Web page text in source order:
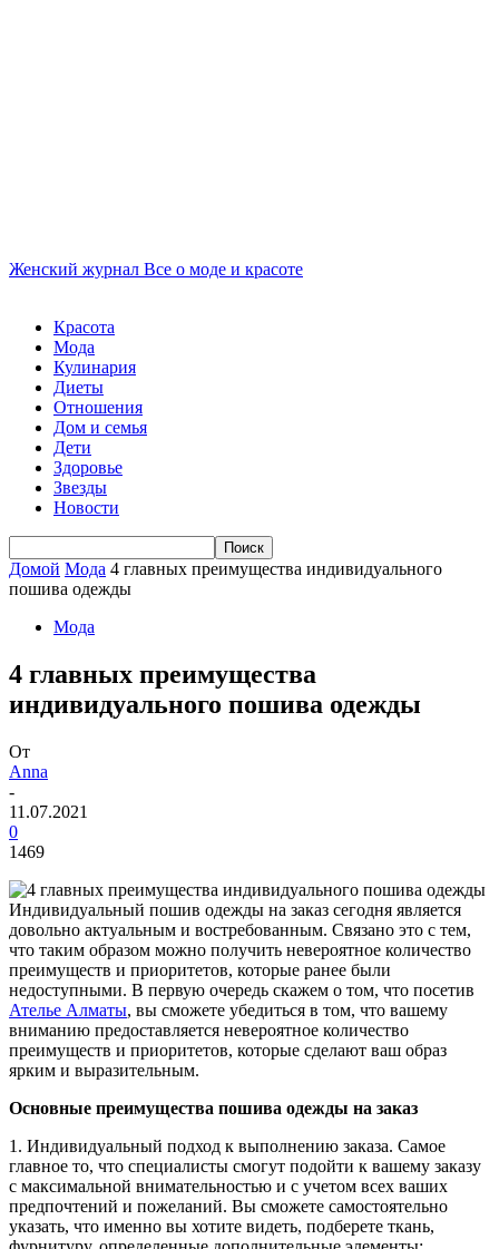
Женский журнал Все о моде и красоте
Красота
Мода
Кулинария
Диеты
Отношения
Дом и семья
Дети
Здоровье
Звезды
Новости
Домой Мода 4 главных преимущества индивидуального
пошива одежды
Мода
4 главных преимущества
индивидуального пошива одежды
От
Anna
-
11.07.2021
0
1469
Индивидуальный пошив одежды на заказ сегодня является
довольно актуальным и востребованным. Связано это с тем,
что таким образом можно получить невероятное количество
преимуществ и приоритетов, которые ранее были
недоступными. В первую очередь скажем о том, что посетив
Ателье Алматы, вы сможете убедиться в том, что вашему
вниманию предоставляется невероятное количество
преимуществ и приоритетов, которые сделают ваш образ
ярким и выразительным.
Основные преимущества пошива одежды на заказ
1. Индивидуальный подход к выполнению заказа. Самое
главное то, что специалисты смогут подойти к вашему заказу
с максимальной внимательностью и с учетом всех ваших
предпочтений и пожеланий. Вы сможете самостоятельно
указать, что именно вы хотите видеть, подберете ткань,